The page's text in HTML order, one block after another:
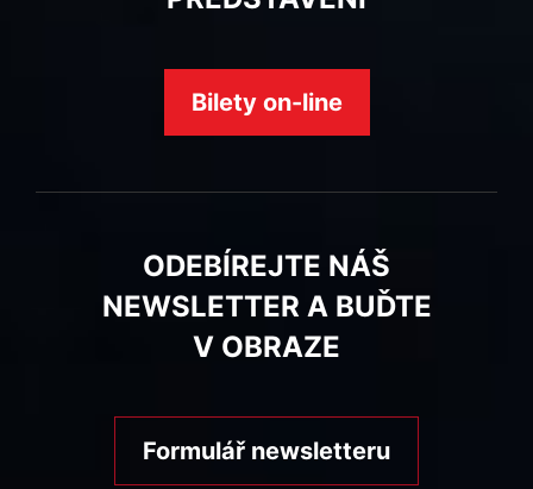
Bilety on-line
ODEBÍREJTE NÁŠ
NEWSLETTER A BUĎTE
V OBRAZE
Formulář newsletteru